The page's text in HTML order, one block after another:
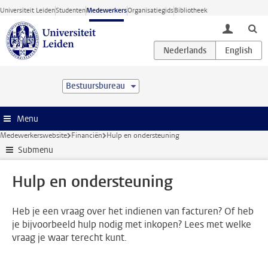
Ga direct naar de inhoud
Universiteit LeidenStudentenMedewerkersOrganisatiegidsBibliotheek
toggle
Bestuursbureau
Menu
Medewerkerswebsite Financiën Hulp en ondersteuning
Submenu
Hulp en ondersteuning
Heb je een vraag over het indienen van facturen? Of heb
je bijvoorbeeld hulp nodig met inkopen? Lees met welke
vraag je waar terecht kunt.